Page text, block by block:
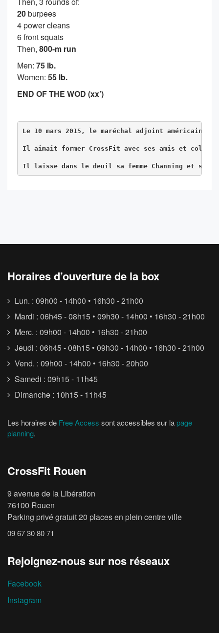
20burpees
4 power cleans
6 front squats
Then, 800-m run
Men: 75 lb.
Women: 55 lb.
END OF THE WOD (xx’)
Le 10 mars 2015, le maréchal adjoint américain,
Il aimait former CrossFit avec ses amis et
Il laisse dans le deuil sa femme Channing et
Horaires d’ouverture de la box
Lun. : 09h00 - 14h00 • 16h30 - 21h00
Mardi : 06h45 - 08h15 • 09h30 - 14h00 • 16h30 - 21h00
Merc. : 09h00 - 14h00 • 16h30 - 21h00
Jeudi : 06h45 - 08h15 • 09h30 - 14h00 • 16h30 - 21h00
Vend. : 09h00 - 14h00 • 16h30 - 20h00
Samedi : 09h15 - 11h45
Dimanche : 10h15 - 11h45
Les horaires de Free Access sont accessibles sur la page
planning.
CrossFit Rouen
9 avenue de la Libération
76100 Rouen
Parking privé gratuit 20 places en plein centre ville
09 67 30 80 71
Rejoignez-nous sur nos réseaux
Facebook
Instagram